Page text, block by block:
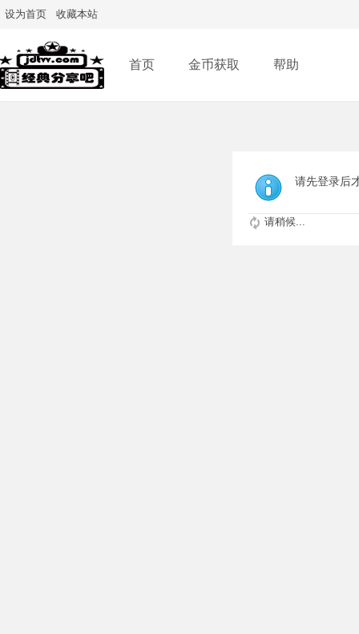
设为首页 收藏本站
首页 金币获取 帮助
请先登录后
请稍候...